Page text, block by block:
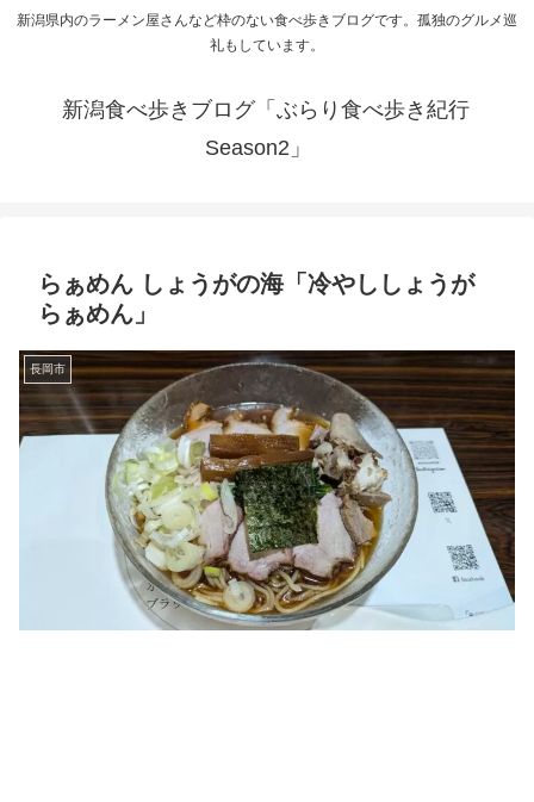
新潟県内のラーメン屋さんなど枠のない食べ歩きブログです。孤独のグルメ巡
礼もしています。
新潟食べ歩きブログ「ぶらり食べ歩き紀行
Season2」
らぁめん しょうがの海「冷やししょうが
らぁめん」
長岡市